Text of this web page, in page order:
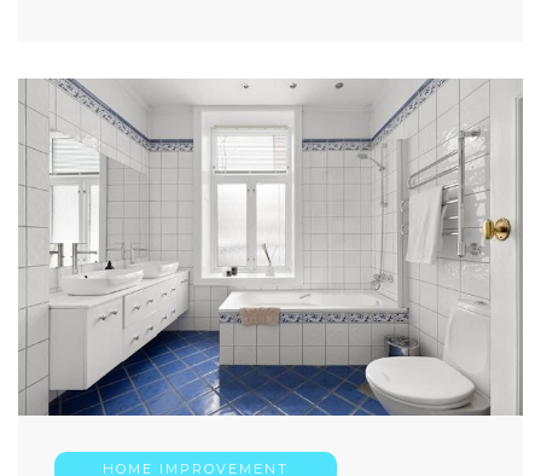
HOME IMPROVEMENT